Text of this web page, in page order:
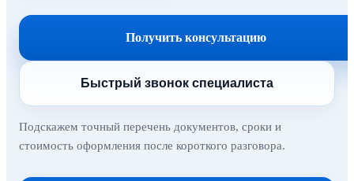
Получить консультацию
Быстрый звонок специалиста
Подскажем точный перечень документов, сроки и
стоимость оформления после короткого разговора.